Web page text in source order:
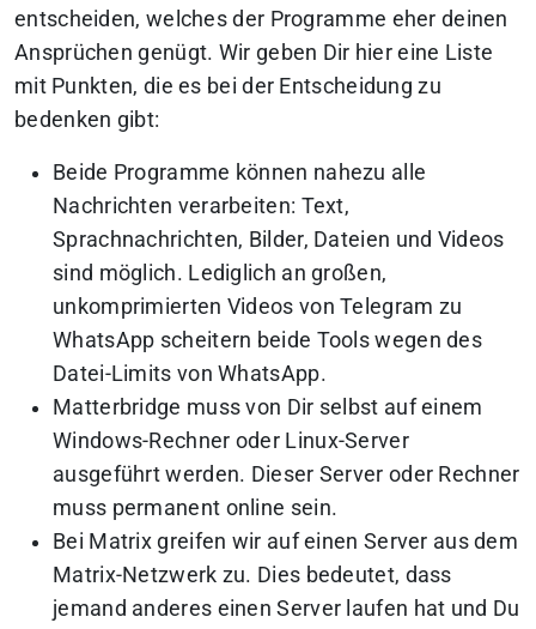
entscheiden, welches der Programme eher deinen
Ansprüchen genügt. Wir geben Dir hier eine Liste
mit Punkten, die es bei der Entscheidung zu
bedenken gibt:
Beide Programme können nahezu alle
Nachrichten verarbeiten: Text,
Sprachnachrichten, Bilder, Dateien und Videos
sind möglich. Lediglich an großen,
unkomprimierten Videos von Telegram zu
WhatsApp scheitern beide Tools wegen des
Datei-Limits von WhatsApp.
Matterbridge muss von Dir selbst auf einem
Windows-Rechner oder Linux-Server
ausgeführt werden. Dieser Server oder Rechner
muss permanent online sein.
Bei Matrix greifen wir auf einen Server aus dem
Matrix-Netzwerk zu. Dies bedeutet, dass
jemand anderes einen Server laufen hat und Du